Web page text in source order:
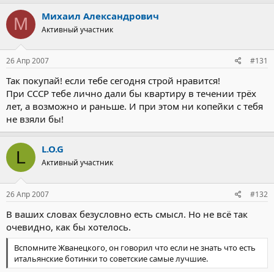
М Михаил Александрович
Активный участник
26 Апр 2007 #131
Так покупай! если тебе сегодня строй нравится!
При СССР тебе лично дали бы квартиру в течении трёх
лет, а возможно и раньше. И при этом ни копейки с тебя
не взяли бы!
L L.O.G
Активный участник
26 Апр 2007 #132
В ваших словах безусловно есть смысл. Но не всё так
очевидно, как бы хотелось.
Вспомните Жванецкого, он говорил что если не знать что есть
итальянские ботинки то советские самые лучшие.